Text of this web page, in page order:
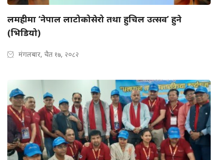
लमहीमा ‘नेपाल लाटोकोसेरो तथा हुचिल उत्सव’ हुने
(भिडियो)
मंगलबार, चैत १७, २०८२